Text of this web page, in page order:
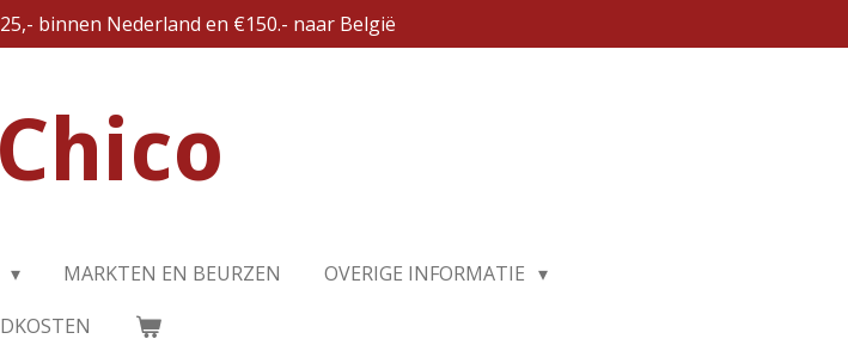
binnen Nederland en €150.- naar België
MARKTEN EN BEURZEN
OVERIGE INFORMATIE